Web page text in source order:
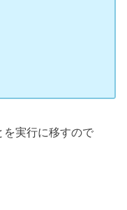
を実行に移すので